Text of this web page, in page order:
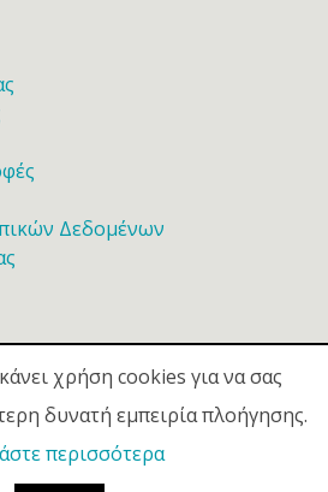
Δεδομένων
χρήση cookies για να σας
δυνατή εμπειρία πλοήγησης.
περισσότερα